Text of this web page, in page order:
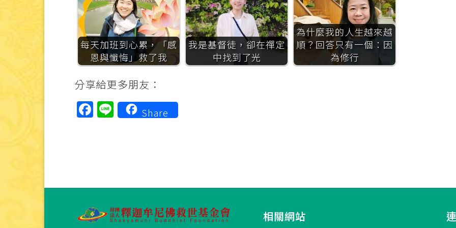
每天加班到心累，「感
恩與懺悔」救了我
我是基督徒，卻在禪定
中找到了光
為什麼我的人生越來越
順？回答只有一個：因
為修行
分享給更多朋友：
Facebook
LineShare
相關網站